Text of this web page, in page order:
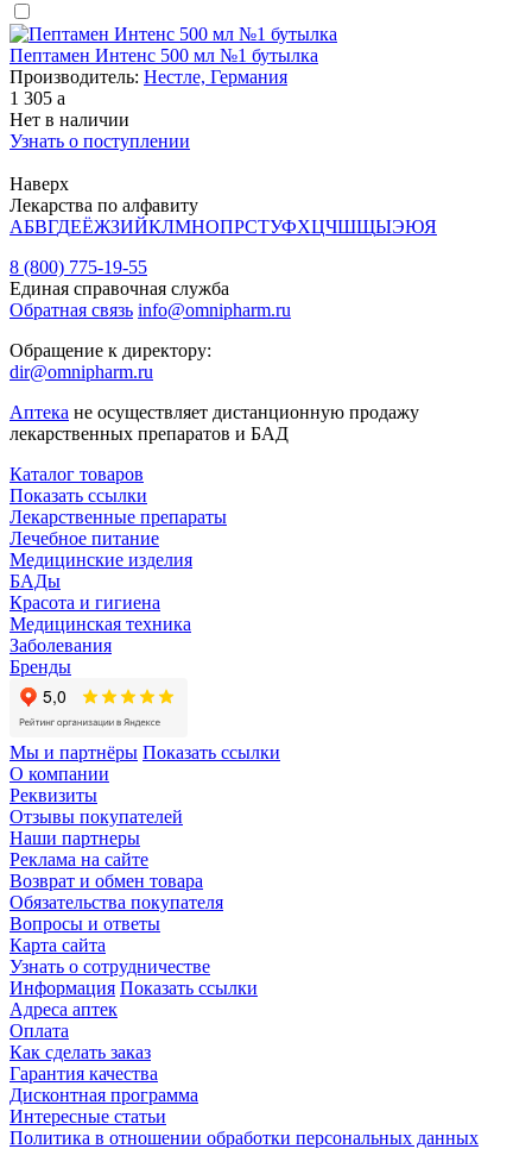
Пептамен Интенс 500 мл №1 бутылка
Производитель: Нестле, Германия
1 305 a
Нет в наличии
Узнать о поступлении
Наверх
Лекарства по алфавиту
АБВГДЕЁЖЗИЙКЛМНОПРСТУФХЦЧШЩЫЭЮЯ
8 (800) 775-19-55
Единая справочная служба
Обратная связь info@omnipharm.ru
Обращение к директору:
dir@omnipharm.ru
Аптека не осуществляет дистанционную продажу
лекарственных препаратов и БАД
Каталог товаров
Показать ссылки
Лекарственные препараты
Лечебное питание
Медицинские изделия
БАДы
Красота и гигиена
Медицинская техника
Заболевания
Бренды
Мы и партнёры Показать ссылки
О компании
Реквизиты
Отзывы покупателей
Наши партнеры
Реклама на сайте
Возврат и обмен товара
Обязательства покупателя
Вопросы и ответы
Карта сайта
Узнать о сотрудничестве
Информация Показать ссылки
Адреса аптек
Оплата
Как сделать заказ
Гарантия качества
Дисконтная программа
Интересные статьи
Политика в отношении обработки персональных данных